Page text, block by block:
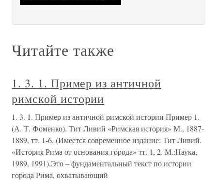
Читайте также
1. 3. 1. Пример из античной
римской истории
1. 3. 1. Пример из античной римской истории Пример 1.
(А. Т. Фоменко). Тит Ливий «Римская история» М., 1887-
1889, тт. 1-6. (Имеется современное издание: Тит Ливий.
«История Рима от основания города» тт. 1, 2. М.:Наука,
1989, 1991).Это – фундаментальный текст по истории
города Рима, охватывающий